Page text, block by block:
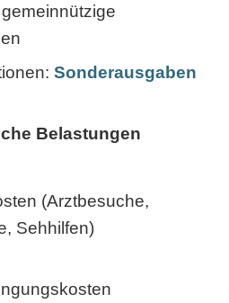
Sonderausgaben
Belastungen
(Arztbesuche,
Sehhilfen)